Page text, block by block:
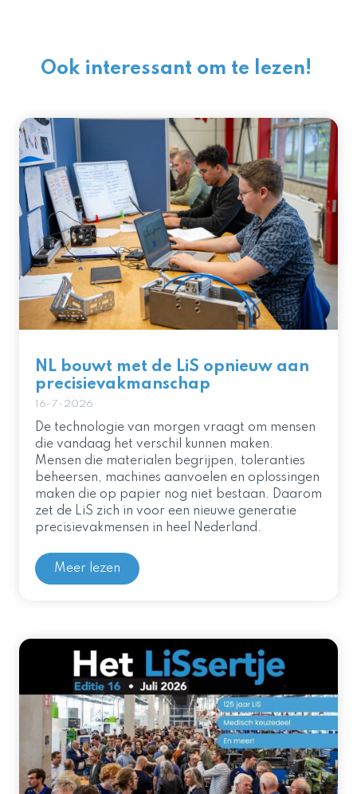
Ook interessant om te lezen!
NL bouwt met de LiS opnieuw aan
precisievakmanschap
16-7-2026
De technologie van morgen vraagt om mensen
die vandaag het verschil kunnen maken.
Mensen die materialen begrijpen, toleranties
beheersen, machines aanvoelen en oplossingen
maken die op papier nog niet bestaan. Daarom
zet de LiS zich in voor een nieuwe generatie
precisievakmensen in heel Nederland.
Meer lezen